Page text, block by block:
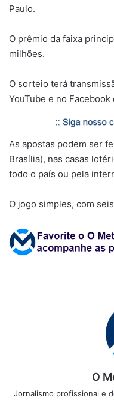
Paulo.
O prêmio da faixa
milhões.
O sorteio terá
YouTube e no Facebook
As apostas podem ser
Brasília), nas casas
todo o país ou pela
O jogo simples, com
O
Jornalismo profissional e